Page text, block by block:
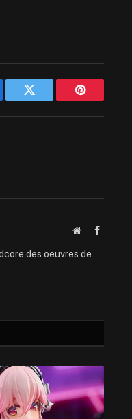
Twitter Pinterest
WebsiteFacebook
des oeuvres de